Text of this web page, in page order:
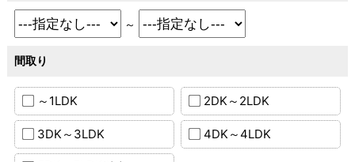
～
間取り
～1LDK 2DK～2LDK
3DK～3LDK 4DK～4LDK